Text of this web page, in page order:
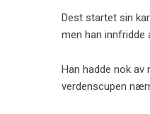
Dest startet sin
men han innfridde
Han hadde nok
verdenscupen